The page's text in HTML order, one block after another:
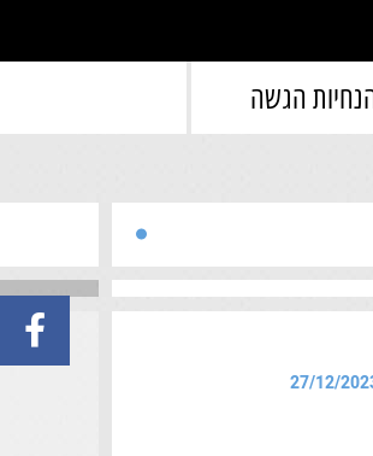
הגשה
27/12/